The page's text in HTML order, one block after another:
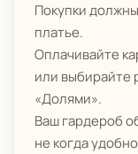
Покупки
платье.
Оплачивайте
или выбирайте
«Долями».
Ваш гардероб
не когда